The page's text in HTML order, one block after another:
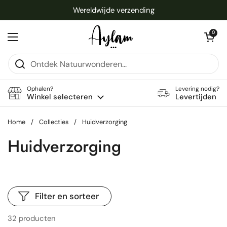
Wereldwijde verzending
Menu openen
Winkelwagentje
0
Ophalen?
Winkel selecteren
Levering nodig?
Levertijden
Home / Collecties / Huidverzorging
Huidverzorging
32 producten
Filter en sorteer